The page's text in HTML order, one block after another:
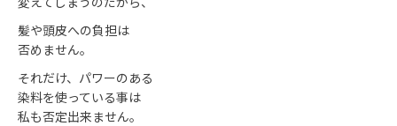
髪や頭皮への負担は
否めません。
それだけ、パワーのある
染料を使っている事は
私も否定出来ません。